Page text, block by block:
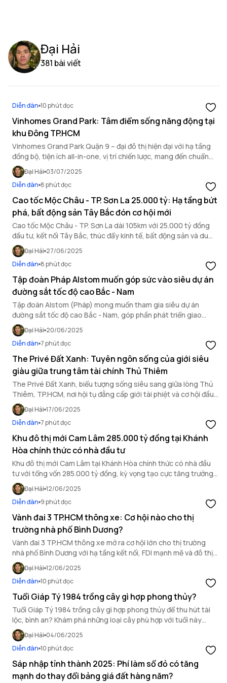
Đại Hải
381 bài viết
Diễn đàn 10 phút đọc
Vinhomes Grand Park: Tâm điểm sống năng động tại
khu Đông TP.HCM
Vinhomes Grand Park Quận 9 – đại đô thị hiện đại với hạ tầng
đồng bộ, tiện ích all-in-one, vị trí chiến lược, mang đến chuẩn
sống năng động, kết nối toàn cầu.
Đại Hải 03/07/2025
Diễn đàn 8 phút đọc
Cao tốc Mộc Châu - TP. Sơn La 25.000 tỷ: Hạ tầng bứt
phá, bất động sản Tây Bắc đón cơ hội mới
Cao tốc Mộc Châu - TP. Sơn La dài 105km với 25.000 tỷ đồng
đầu tư, kết nối Tây Bắc, thúc đẩy kinh tế, bất động sản và du
lịch Sơn La bứt phá.
Đại Hải 27/06/2025
Diễn đàn 8 phút đọc
Tập đoàn Pháp Alstom muốn góp sức vào siêu dự án
đường sắt tốc độ cao Bắc - Nam
Tập đoàn Alstom (Pháp) mong muốn tham gia siêu dự án
đường sắt tốc độ cao Bắc - Nam, góp phần phát triển giao
thông và chuyển giao công nghệ cho Việt Nam.
Đại Hải 20/06/2025
Diễn đàn 7 phút đọc
The Privé Đất Xanh: Tuyên ngôn sống của giới siêu
giàu giữa trung tâm tài chính Thủ Thiêm
The Privé Đất Xanh, biểu tượng sống siêu sang giữa lòng Thủ
Thiêm, TP.HCM, nơi hội tụ đẳng cấp giới tài phiệt và cơ hội đầu
tư sinh lời bền vững hiếm có.
Đại Hải 17/06/2025
Diễn đàn 7 phút đọc
Khu đô thị mới Cam Lâm 285.000 tỷ đồng tại Khánh
Hòa chính thức có nhà đầu tư
Khu đô thị mới Cam Lâm tại Khánh Hòa chính thức có nhà đầu
tư với tổng vốn 285.000 tỷ đồng, kỳ vọng tạo cực tăng trưởng
mới khu vực Nam Trung Bộ.
Đại Hải 12/06/2025
Diễn đàn 9 phút đọc
Vành đai 3 TP.HCM thông xe: Cơ hội nào cho thị
trường nhà phố Bình Dương?
Vành đai 3 TP.HCM thông xe mở ra cơ hội lớn cho thị trường
nhà phố Bình Dương với hạ tầng kết nối, FDI mạnh mẽ và đô thị
hóa nhanh. Khám phá tiềm năng đầu tư ngay!
Đại Hải 12/06/2025
Diễn đàn 10 phút đọc
Tuổi Giáp Tý 1984 trồng cây gì hợp phong thủy?
Tuổi Giáp Tý 1984 trồng cây gì hợp phong thủy để thu hút tài
lộc, bình an? Khám phá những loại cây phù hợp với tuổi này
trong bài viết sau đây.
Đại Hải 04/06/2025
Diễn đàn 10 phút đọc
Sáp nhập tỉnh thành 2025: Phí làm sổ đỏ có tăng
mạnh do thay đổi bảng giá đất hàng năm?